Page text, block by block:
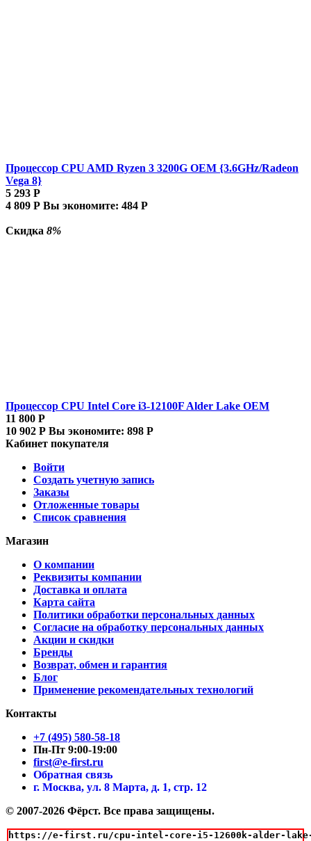
Процессор CPU AMD Ryzen 3 3200G OEM {3.6GHz/Radeon
Vega 8}
5 293 Р
4 809 Р Вы экономите: 484 Р
Скидка 8%
Процессор CPU Intel Core i3-12100F Alder Lake OEM
11 800 Р
10 902 Р Вы экономите: 898 Р
Кабинет покупателя
Войти
Создать учетную запись
Заказы
Отложенные товары
Список сравнения
Магазин
О компании
Реквизиты компании
Доставка и оплата
Карта сайта
Политики обработки персональных данных
Согласие на обработку персональных данных
Акции и скидки
Бренды
Возврат, обмен и гарантия
Блог
Применение рекомендательных технологий
Контакты
+7 (495) 580-58-18
Пн-Пт 9:00-19:00
first@e-first.ru
Обратная связь
г. Москва, ул. 8 Марта, д. 1, стр. 12
© 2007-2026 Фёрст. Все права защищены.
https://e-first.ru/cpu-intel-core-i5-12600k-alder-lake-